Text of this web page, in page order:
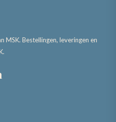
MSK. Bestellingen, leveringen en